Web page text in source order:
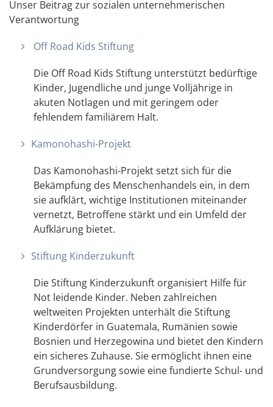
Unser Beitrag zur sozialen unternehmerischen
Verantwortung
Off Road Kids Stiftung
Die Off Road Kids Stiftung unterstützt bedürftige
Kinder, Jugendliche und junge Volljährige in
akuten Notlagen und mit geringem oder
fehlendem familiärem Halt.
Kamonohashi-Projekt
Das Kamonohashi-Projekt setzt sich für die
Bekämpfung des Menschenhandels ein, in dem
sie aufklärt, wichtige Institutionen miteinander
vernetzt, Betroffene stärkt und ein Umfeld der
Aufklärung bietet.
Stiftung Kinderzukunft
Die Stiftung Kinderzukunft organisiert Hilfe für
Not leidende Kinder. Neben zahlreichen
weltweiten Projekten unterhält die Stiftung
Kinderdörfer in Guatemala, Rumänien sowie
Bosnien und Herzegowina und bietet den Kindern
ein sicheres Zuhause. Sie ermöglicht ihnen eine
Grundversorgung sowie eine fundierte Schul- und
Berufsausbildung.